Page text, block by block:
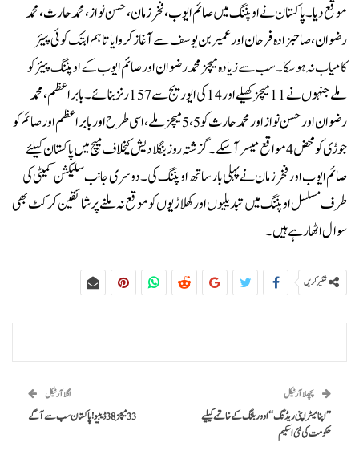
موقع دیا۔پاکستان نے اوپننگ میں صائم ایوب، فخر زمان، حسن نواز، محمد حارث، محمد
رضوان، صاحبزادہ فرحان اور عمیر بن یوسف سے آغاز کروایا تاہم ابتک کوئی پیئر
کامیاب نہ ہوسکا۔سب سے زیادہ میچز محمد رضوان اور صائم ایوب کے اوپننگ پیئر کو
ملے جنہوں نے 11 میچز کھیلے اور 14 کی ایوریج سے 157 رنز بنائے۔بابراعظم، محمد
رضوان اور حسن نواز اور محمد حارث کو 5، 5 میچز ملے، اسی طرح اور بابراعظم اور صائم کو
جوڑی کو محض 4 مواقع میسر آسکے۔گزشتہ روز بنگلادیش کیخلاف میچ میں پاکستان کیلئے
صائم ایوب اور فخر زمان نے پہلی بار ساتھ اوپننگ کی۔دوسری جانب سلیکشن کمیٹی کی
طرف مسلسل اوپننگ میں تبدیلیوں اور کھلاڑیوں کو موقع نہ ملنے پر شائقین کرکٹ بھی
سوال اٹھارہے ہیں۔
شئیر کریں
پچھلا آرٹیکل
’’اپنا میٹر اپنی ریڈنگ‘‘ اووربلنگ کے خاتمے کیلیے
حکومت کی نئی اسکیم
اگلا آرٹیکل
33 میچز 38 ڈیبیو! پاکستان سب سے آگے